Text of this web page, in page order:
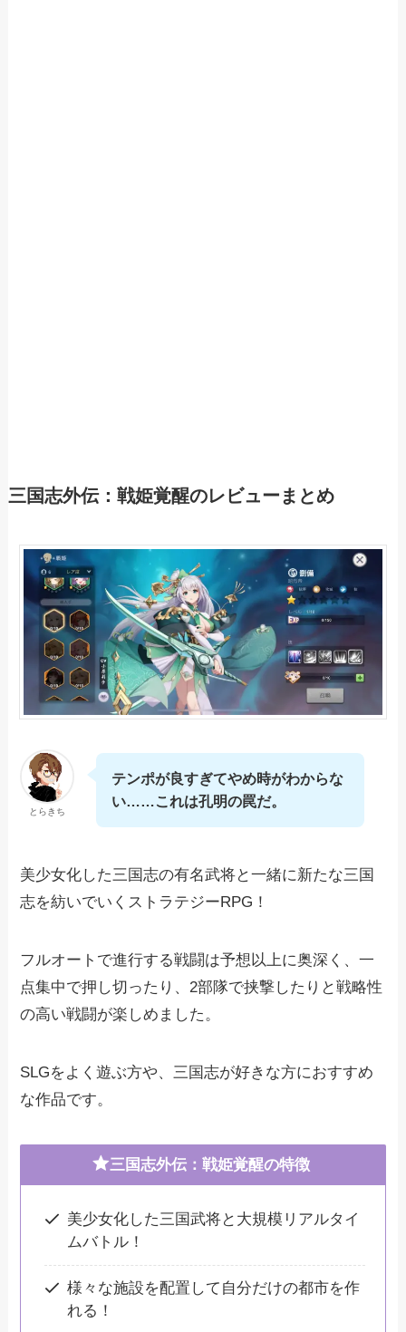
三国志外伝：戦姫覚醒のレビューまとめ
とらきち
テンポが良すぎてやめ時がわからな
い……これは孔明の罠だ。
美少女化した三国志の有名武将と一緒に新たな三国
志を紡いでいくストラテジーRPG！
フルオートで進行する戦闘は予想以上に奥深く、一
点集中で押し切ったり、2部隊で挟撃したりと戦略性
の高い戦闘が楽しめました。
SLGをよく遊ぶ方や、三国志が好きな方におすすめ
な作品です。
三国志外伝：戦姫覚醒の特徴
美少女化した三国武将と大規模リアルタイ
ムバトル！
様々な施設を配置して自分だけの都市を作
れる！